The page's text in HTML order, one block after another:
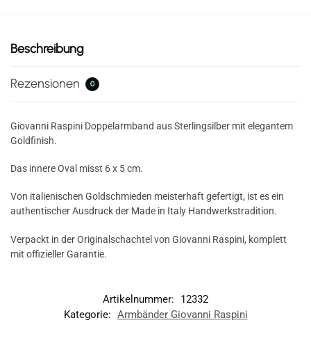
Beschreibung
Rezensionen 0
Giovanni Raspini Doppelarmband aus Sterlingsilber mit elegantem
Goldfinish.
Das innere Oval misst 6 x 5 cm.
Von italienischen Goldschmieden meisterhaft gefertigt, ist es ein
authentischer Ausdruck der Made in Italy Handwerkstradition.
Verpackt in der Originalschachtel von Giovanni Raspini, komplett
mit offizieller Garantie.
Artikelnummer:
12332
Kategorie: Armbänder Giovanni Raspini